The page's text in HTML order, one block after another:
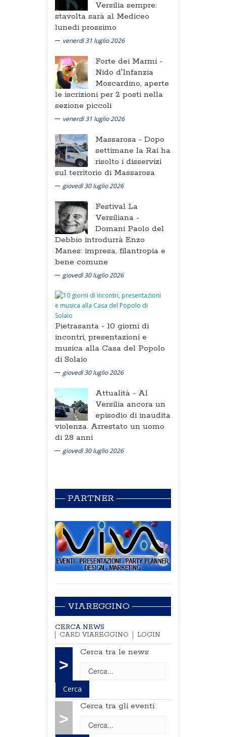
Versilia sempre:
stavolta sarà al Mediceo
lunedi prossimo
venerdì 31 luglio 2026
Forte dei Marmi -
Nido d'Infanzia
Moscardino, aperte
le iscrizioni per 2 posti nella
sezione piccoli
venerdì 31 luglio 2026
Massarosa - Dopo
settimane la Rai ha
risolto i disservizi
sul territorio di Massarosa
giovedì 30 luglio 2026
Festival La
Versiliana -
Domani Paolo del
Debbio introdurrà Enzo
Manes: impresa, filantropia e
bene comune
giovedì 30 luglio 2026
Pietrasanta - 10 giorni di
incontri, presentazioni e
musica alla Casa del Popolo
di Solaio
giovedì 30 luglio 2026
Attualità - Al
Versilia ancora un
episodio di inaudita
violenza. Arrestato un uomo
di 28 anni
giovedì 30 luglio 2026
PARTNER
VIAREGGINO
CERCA NEWS
CARD VIAREGGINO
LOGIN
>
Cerca tra le news
>
Cerca tra gli eventi